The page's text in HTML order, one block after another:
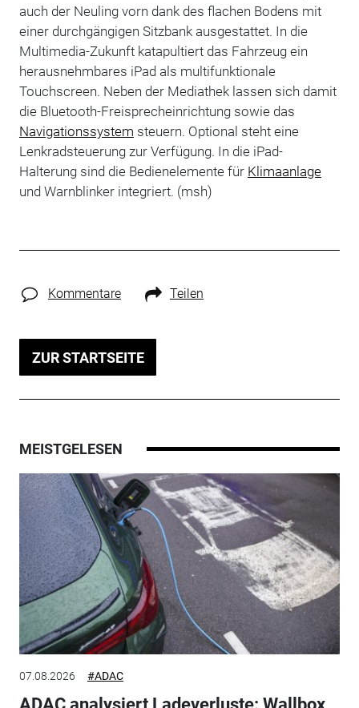
auch der Neuling vorn dank des flachen Bodens mit
einer durchgängigen Sitzbank ausgestattet. In die
Multimedia-Zukunft katapultiert das Fahrzeug ein
herausnehmbares iPad als multifunktionale
Touchscreen. Neben der Mediathek lassen sich damit
die Bluetooth-Freisprecheinrichtung sowie das
Navigationssystem steuern. Optional steht eine
Lenkradsteuerung zur Verfügung. In die iPad-
Halterung sind die Bedienelemente für Klimaanlage
und Warnblinker integriert. (msh)
Kommentare Teilen
ZUR STARTSEITE
MEISTGELESEN
07.08.2026 #ADAC